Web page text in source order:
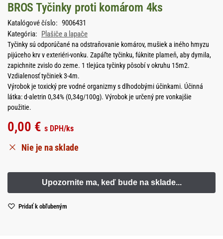
BROS Tyčinky proti komárom 4ks
Katalógové číslo: 9006431
Kategória: Plašiče a lapače
Tyčinky sú odporúčané na odstraňovanie komárov, mušiek a iného hmyzu
pijúceho krv v exteriéri-vonku. Zapáľte tyčinku, fúknite plameň, aby dymila,
zapichnite zvislo do zeme. 1 tlejúca tyčinky pôsobí v okruhu 15m2.
Vzdialenosť tyčiniek 3-4m.
Výrobok je toxický pre vodné organizmy s dlhodobými účinkami. Účinná
látka: d-aletrin 0,34% (0,34g/100g). Výrobok je určený pre vonkajšie
použitie.
0,00 € s DPH/ks
Nie je na sklade
Pridať k obľubeným